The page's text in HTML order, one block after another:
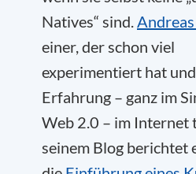
Natives“ sind.
einer, der schon viel
experimentiert hat
Erfahrung – ganz im
Web 2.0 – im Internet
seinem Blog berichtet